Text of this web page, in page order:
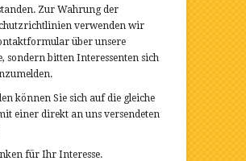
Zur Wahrung der
verwenden wir
über unsere
sondern bitten Interessenten sich
können Sie sich auf die gleiche
einer direkt an uns versendeten
für Ihr Interesse.